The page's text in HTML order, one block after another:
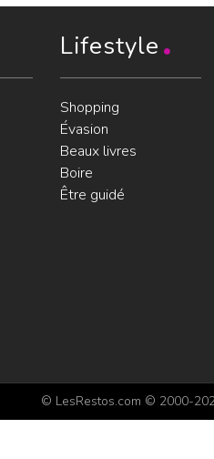
Lifestyle
Shopping
Évasion
Beaux livres
Boire
Être guidé
© LesRestos.com © 2000-